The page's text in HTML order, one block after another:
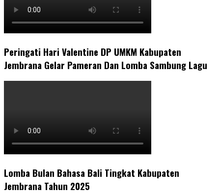
Peringati Hari Valentine DP UMKM Kabupaten
Jembrana Gelar Pameran Dan Lomba Sambung Lagu
Lomba Bulan Bahasa Bali Tingkat Kabupaten
Jembrana Tahun 2025